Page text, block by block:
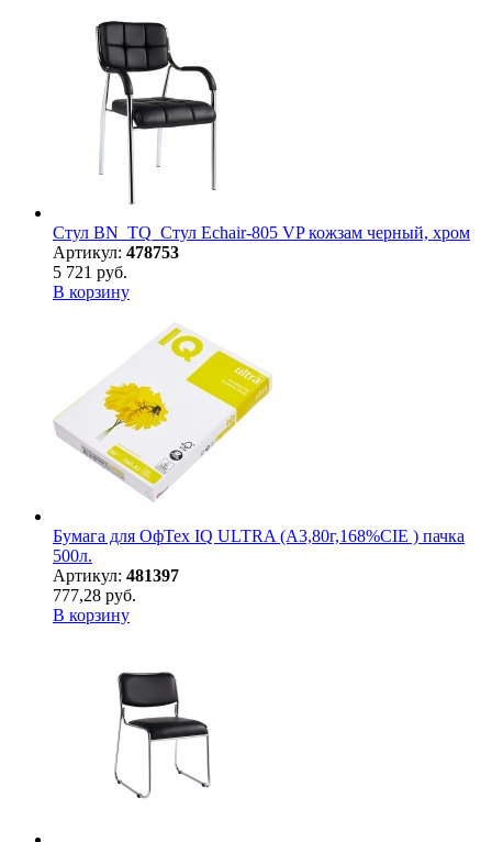
Стул BN_TQ_Стул Echair-805 VP кожзам черный, хром
Артикул: 478753
5 721 руб.
В корзину
Бумага для ОфТех IQ ULTRA (А3,80г,168%CIE ) пачка
500л.
Артикул: 481397
777,28 руб.
В корзину